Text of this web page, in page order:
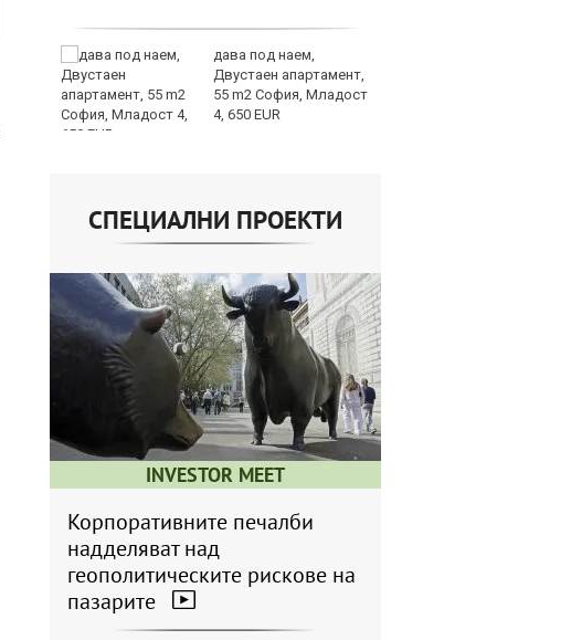
дава под наем,
Двустаен апартамент,
55 m2 София, Младост
4, 650 EUR
СПЕЦИАЛНИ ПРОЕКТИ
INVESTOR MEET
Корпоративните печалби
надделяват над
геополитическите рискове на
пазарите